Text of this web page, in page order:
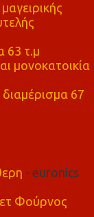
63 τ.μ
μονοκατοικία
διαμέρισμα 67
- euronics
Φούρνος